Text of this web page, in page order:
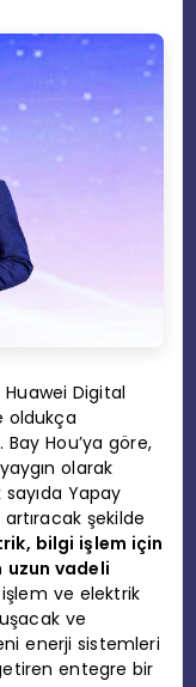
Digital
oldukça
Bay Hou’ya göre,
olarak
Yapay
şekilde
bilgi işlem için
uzun vadeli
işlem ve elektrik
ve
enerji sistemleri
entegre bir